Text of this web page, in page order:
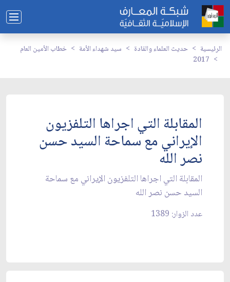
الرئيسية حديث العلماء والقادة سيد شهداء الأمة
خطاب الأمين العام
2017
المقابلة التي اجراها التلفزيون
الإيراني مع سماحة السيد حسن
نصر الله
المقابلة التي اجراها التلفزيون الإيراني مع سماحة
السيد حسن نصر الله
عدد الزوار: 1389